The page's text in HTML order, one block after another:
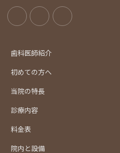
歯科医師紹介
初めての方へ
当院の特長
診療内容
料金表
院内と設備